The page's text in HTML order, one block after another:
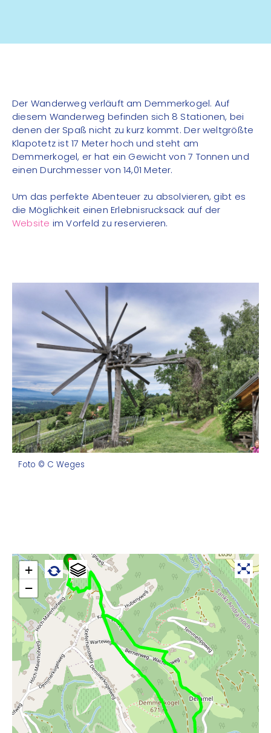
Der Wanderweg verläuft am Demmerkogel. Auf
diesem Wanderweg befinden sich 8 Stationen, bei
denen der Spaß nicht zu kurz kommt. Der weltgrößte
Klapotetz ist 17 Meter hoch und steht am
Demmerkogel, er hat ein Gewicht von 7 Tonnen und
einen Durchmesser von 14,01 Meter.
Um das perfekte Abenteuer zu absolvieren, gibt es
die Möglichkeit einen Erlebnisrucksack auf der
Website im Vorfeld zu reservieren.
Foto © C Weges
+
−